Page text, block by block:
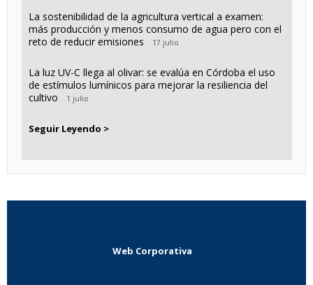
La sostenibilidad de la agricultura vertical a examen:
más producción y menos consumo de agua pero con el
reto de reducir emisiones
17 julio
La luz UV-C llega al olivar: se evalúa en Córdoba el uso
de estímulos lumínicos para mejorar la resiliencia del
cultivo
1 julio
Seguir Leyendo >
Web Corporativa